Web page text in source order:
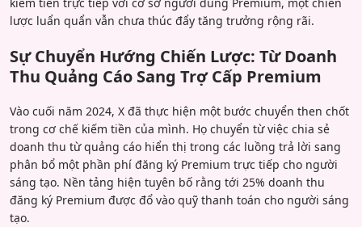
lược luẩn quẩn vẫn chưa thúc đẩy tăng trưởng rộng rãi.
Sự Chuyển Hướng Chiến Lược: Từ Doanh
Thu Quảng Cáo Sang Trợ Cấp Premium
Vào cuối năm 2024, X đã thực hiện một bước chuyển then chốt
trong cơ chế kiếm tiền của mình. Họ chuyển từ việc chia sẻ
doanh thu từ quảng cáo hiển thị trong các luồng trả lời sang
phân bổ một phần phí đăng ký Premium trực tiếp cho người
sáng tạo. Nền tảng hiện tuyên bố rằng tới 25% doanh thu
đăng ký Premium được đổ vào quỹ thanh toán cho người sáng
tạo.